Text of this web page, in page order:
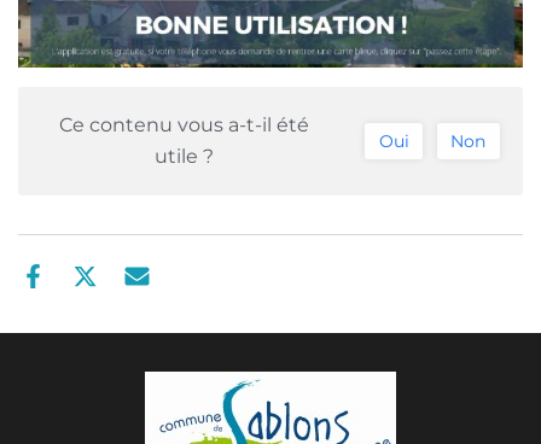
Ce contenu vous a-t-il été
utile ?
Oui Non